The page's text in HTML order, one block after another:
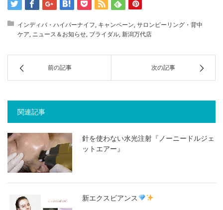
インディバ・ハイパーナイフ, キャンペーン,サロンピーリング・背中
ケア, ニュース＆お知らせ, ブライダル,新潟万代店
前の記事 次の記事
関連記事
針を使わない水光注射『ノーニードルジェ
ットエアー』
新エクスビアンス